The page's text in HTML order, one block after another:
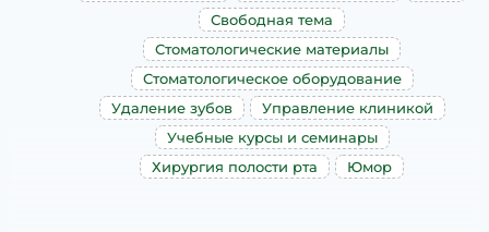
Свободная тема
Стоматологические материалы
Стоматологическое оборудование
Удаление зубов
Управление клиникой
Учебные курсы и семинары
Хирургия полости рта
Юмор